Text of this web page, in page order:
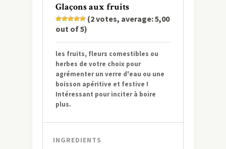
Glaçons aux fruits
(2votes, average:5,00
out of 5)
les fruits, fleurs comestibles ou
herbes de votre choix pour
agrémenter un verre d'eau ou une
boisson apéritive et festive !
Intéressant pour inciter à boire
plus.
INGREDIENTS